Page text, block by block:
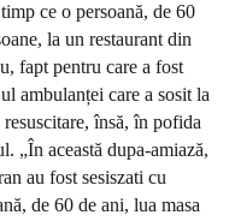
ce o persoană, de 60
la un restaurant din
fapt pentru care a fost
ambulanței care a sosit la
însă, în pofida
„În această dupa-amiază,
au fost sesiszati cu
de 60 de ani, lua masa